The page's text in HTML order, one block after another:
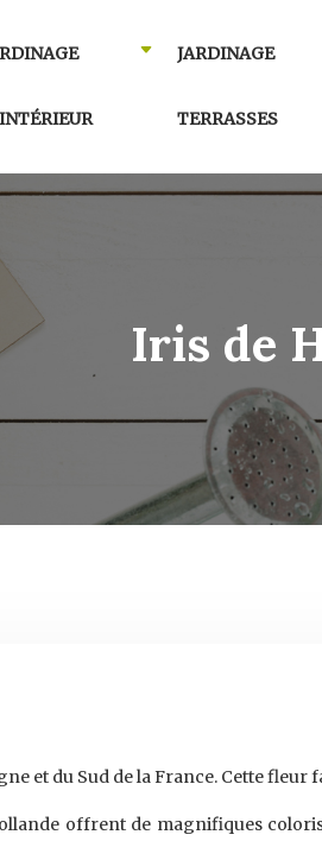
JARDINAGE
TERRASSES
Iris de
et du Sud de la France. Cette fleur
offrent de magnifiques